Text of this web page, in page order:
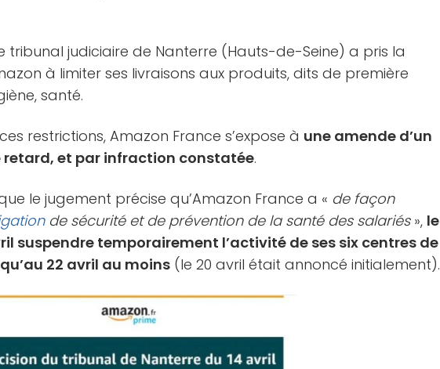
tribunal judiciaire de Nanterre (Hauts-de-Seine) a pris la
à limiter ses livraisons aux produits, dits de première
santé.
restrictions, Amazon France s’expose à une amende d’un
retard, et par infraction constatée.
le jugement précise qu’Amazon France a « de façon
de sécurité et de prévention de la santé des salariés», le
suspendre temporairement l’activité de ses six centres de
22 avril au moins (le 20 avril était annoncé initialement).